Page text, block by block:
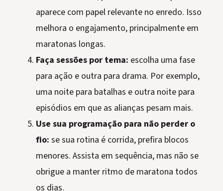
aparece com papel relevante no enredo. Isso
melhora o engajamento, principalmente em
maratonas longas.
Faça sessões por tema: escolha uma fase
para ação e outra para drama. Por exemplo,
uma noite para batalhas e outra noite para
episódios em que as alianças pesam mais.
Use sua programação para não perder o
fio: se sua rotina é corrida, prefira blocos
menores. Assista em sequência, mas não se
obrigue a manter ritmo de maratona todos
os dias.